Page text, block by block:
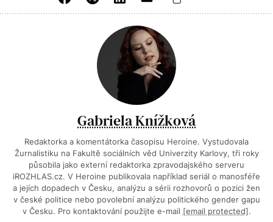
Gabriela Knížková
Redaktorka a komentátorka časopisu Heroine. Vystudovala
Žurnalistiku na Fakultě sociálních věd Univerzity Karlovy, tři roky
působila jako externí redaktorka zpravodajského serveru
iROZHLAS.cz. V Heroine publikovala například seriál o manosféře
a jejích dopadech v Česku, analýzu a sérii rozhovorů o pozici žen
v české politice nebo povolební analýzu politického gender gapu
v Česku. Pro kontaktování použijte e-mail [email protected].